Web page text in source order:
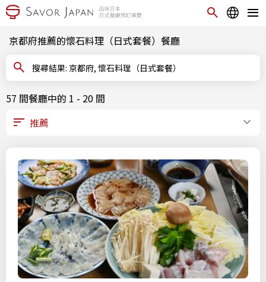
京都府推薦的懷石料理（日式套餐）餐廳
搜尋結果: 京都府, 懷石料理（日式套餐）
57 間餐廳中的 1 - 20 間